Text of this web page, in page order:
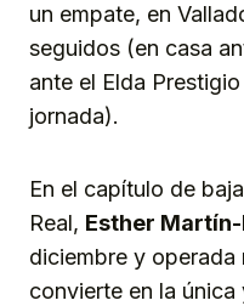
un empate, en
seguidos (en casa
ante el Elda
jornada).
En el capítulo de
Real, Esther
diciembre y operada
convierte en la única